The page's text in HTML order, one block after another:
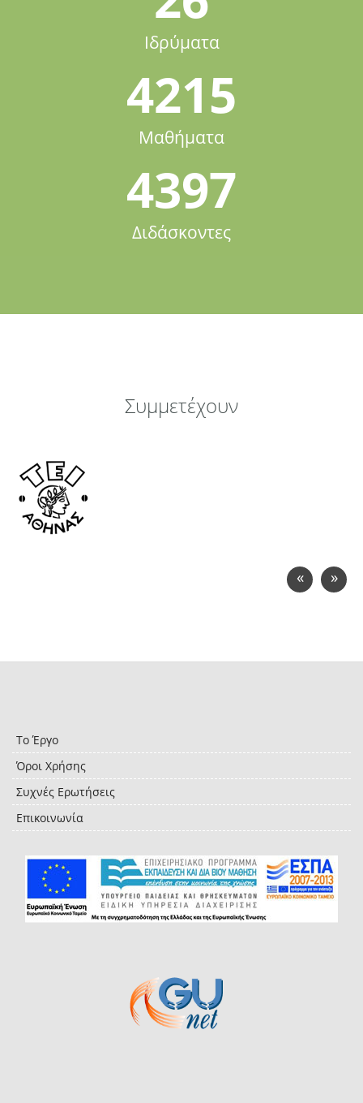
Ιδρύματα
4215
Μαθήματα
4397
Διδάσκοντες
Συμμετέχουν
« »
Το Έργο
Όροι Χρήσης
Συχνές Ερωτήσεις
Επικοινωνία